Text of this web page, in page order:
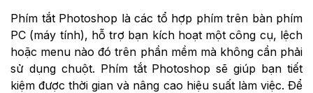
Phím tắt Photoshop là các tổ hợp phím trên bàn phím
PC (máy tính), hỗ trợ bạn kích hoạt một công cụ, lệch
hoặc menu nào đó trên phần mềm mà không cần phải
sử dụng chuột. Phím tắt Photoshop sẽ giúp bạn tiết
kiệm được thời gian và nâng cao hiệu suất làm việc. Để